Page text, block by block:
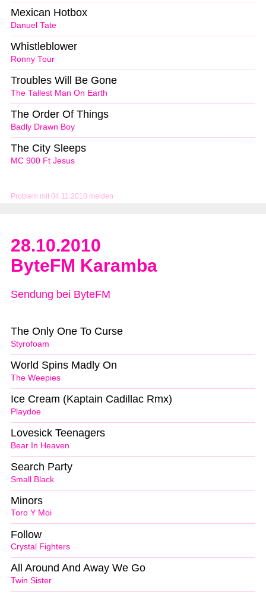
Problem mit 04.11.2010 melden
Danuel Tate
Mexican Hotbox
Ronny Tour
Whistleblower
The Tallest Man On Earth
Troubles Will Be Gone
Badly Drawn Boy
The Order Of Things
MC 900 Ft Jesus
The City Sleeps
28.10.2010
ByteFM Karamba
Sendung bei ByteFM
Styrofoam
The Only One To Curse
The Weepies
World Spins Madly On
Playdoe
Ice Cream (Kaptain Cadillac Rmx)
Bear In Heaven
Lovesick Teenagers
Small Black
Search Party
Toro Y Moi
Minors
Crystal Fighters
Follow
Twin Sister
All Around And Away We Go